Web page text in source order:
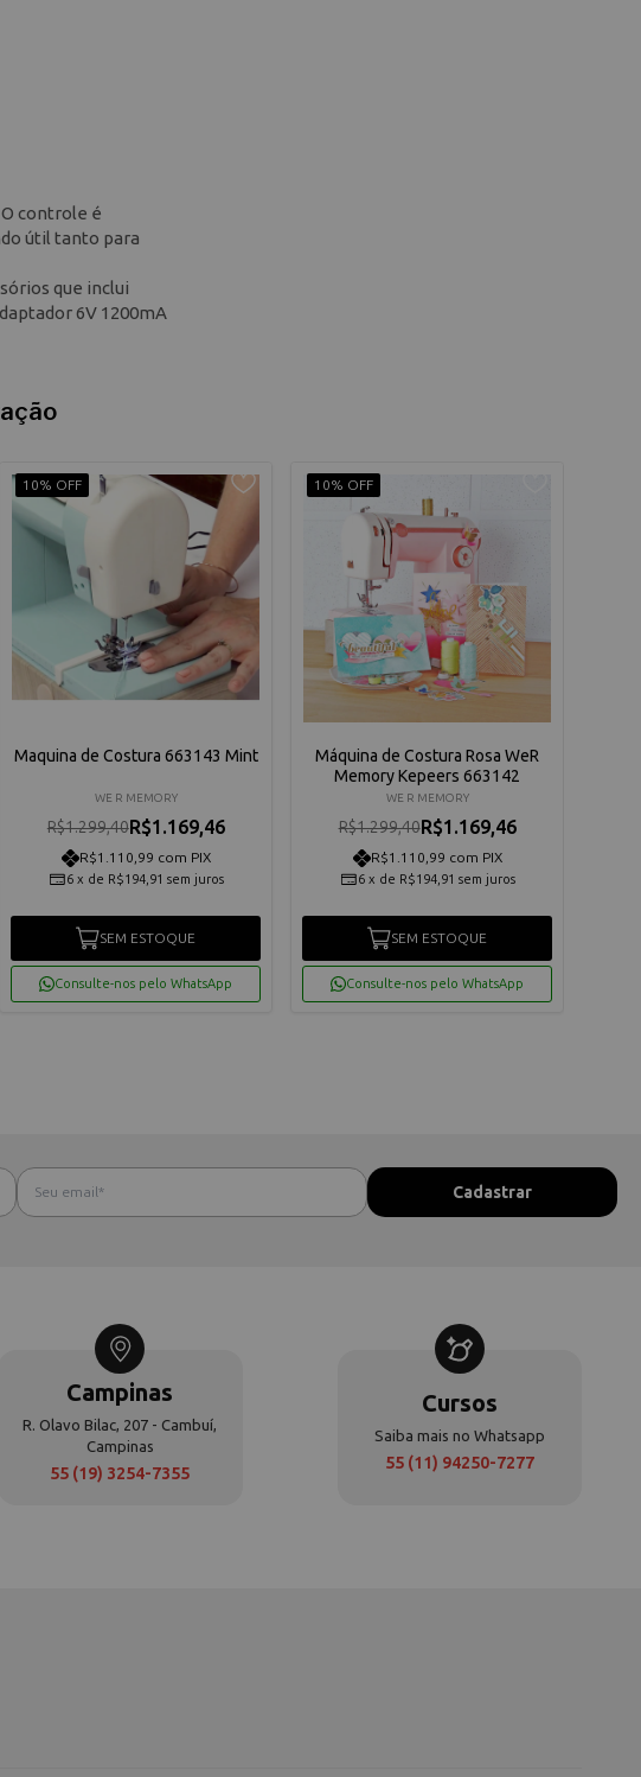
controle é
útil tanto para
que inclui
6V 1200mA
10% OFF
Maquina de Costura 663143 Mint
WE R MEMORY
R$1.299,40R$1.169,46
R$1.110,99 com PIX
6 x de R$194,91 sem juros
SEM ESTOQUE
Consulte-nos pelo WhatsApp
10% OFF
Máquina de Costura Rosa WeR
Memory Kepeers 663142
WE R MEMORY
R$1.299,40R$1.169,46
R$1.110,99 com PIX
6 x de R$194,91 sem juros
SEM ESTOQUE
Consulte-nos pelo WhatsApp
Campinas
R. Olavo Bilac, 207 - Cambuí,
Campinas
55 (19) 3254-7355
Cursos
Saiba mais no Whatsapp
55 (11) 94250-7277